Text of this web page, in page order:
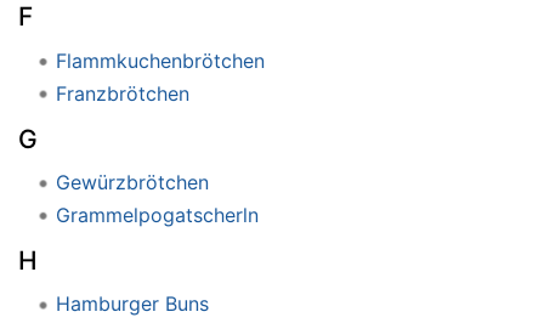
F
Flammkuchenbrötchen
Franzbrötchen
G
Gewürzbrötchen
Grammelpogatscherln
H
Hamburger Buns